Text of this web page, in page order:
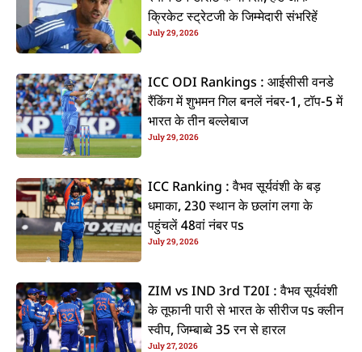
क्रिकेट स्ट्रेटजी के जिम्मेदारी संभरिहें
July 29, 2026
ICC ODI Rankings : आईसीसी वनडे
रैंकिंग में शुभमन गिल बनलें नंबर-1, टॉप-5 में
भारत के तीन बल्लेबाज
July 29, 2026
ICC Ranking : वैभव सूर्यवंशी के बड़
धमाका, 230 स्थान के छलांग लगा के
पहुंचलें 48वां नंबर पs
July 29, 2026
ZIM vs IND 3rd T20I : वैभव सूर्यवंशी
के तूफानी पारी से भारत के सीरीज पs क्लीन
स्वीप, जिम्बाब्वे 35 रन से हारल
July 27, 2026